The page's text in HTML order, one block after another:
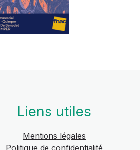
Liens utiles
Mentions légales
Politique de confidentialité